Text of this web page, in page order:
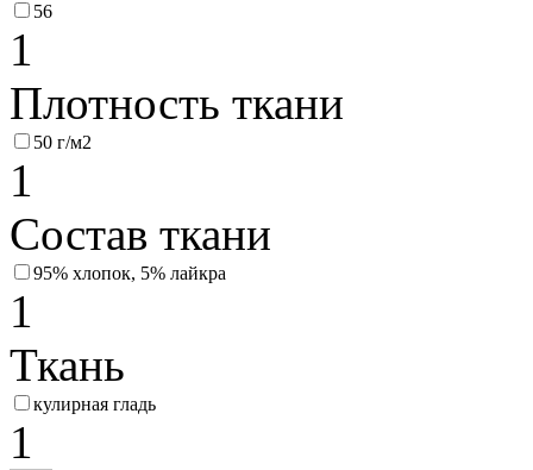
56
1
Плотность ткани
50 г/м2
1
Состав ткани
95% хлопок, 5% лайкра
1
Ткань
кулирная гладь
1